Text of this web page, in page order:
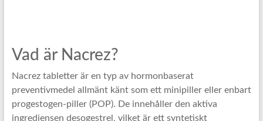
Vad är Nacrez?
Nacrez tabletter är en typ av hormonbaserat
preventivmedel allmänt känt som ett minipiller eller enbart
progestogen-piller (POP). De innehåller den aktiva
ingrediensen desogestrel, vilket är ett syntetiskt